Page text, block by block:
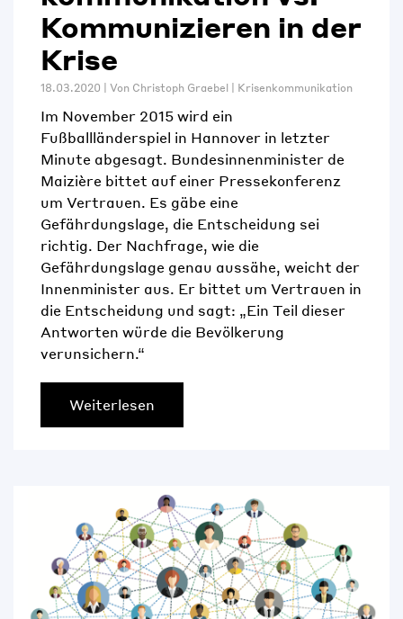
Kommunizieren in der
Krise
18.03.2020 | Von Christoph Graebel Krisenkommunikation
Im November 2015 wird ein
Fußballländerspiel in Hannover in letzter
Minute abgesagt. Bundesinnenminister de
Maizière bittet auf einer Pressekonferenz
um Vertrauen. Es gäbe eine
Gefährdungslage, die Entscheidung sei
richtig. Der Nachfrage, wie die
Gefährdungslage genau aussähe, weicht der
Innenminister aus. Er bittet um Vertrauen in
die Entscheidung und sagt: „Ein Teil dieser
Antworten würde die Bevölkerung
verunsichern.“
Weiterlesen